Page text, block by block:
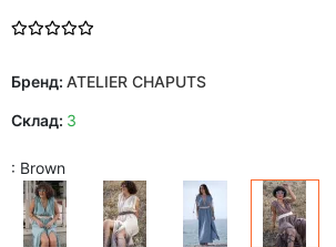
Бренд: ATELIER CHAPUTS
Склад: 3
: Brown